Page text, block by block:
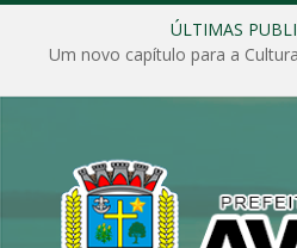
ÚLTIMAS
Um novo capítulo para a